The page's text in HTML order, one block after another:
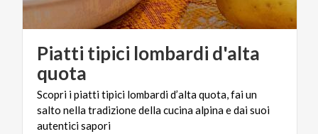
Piatti tipici lombardi d'alta
quota
Scopri i piatti tipici lombardi d’alta quota, fai un
salto nella tradizione della cucina alpina e dai suoi
autentici sapori